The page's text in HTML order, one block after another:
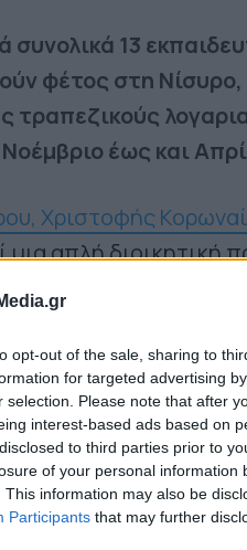
opt-out of the sale, sharing to
for targeted advertising
selection. Please note that after
interest-based ads based on
to third parties prior to
of your personal information
This information may also be
Participants that may further
συνολικά 13
φέτος στη
τραπεζικούς
έως και
Χριστοφής
μια απλή διοικητική
των
σε ένα
που καθημερινά
με γνώση και
πως
δέσμευσης της